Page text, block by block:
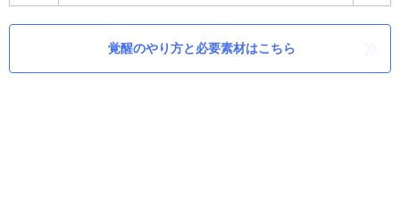
覚醒のやり方と必要素材はこちら